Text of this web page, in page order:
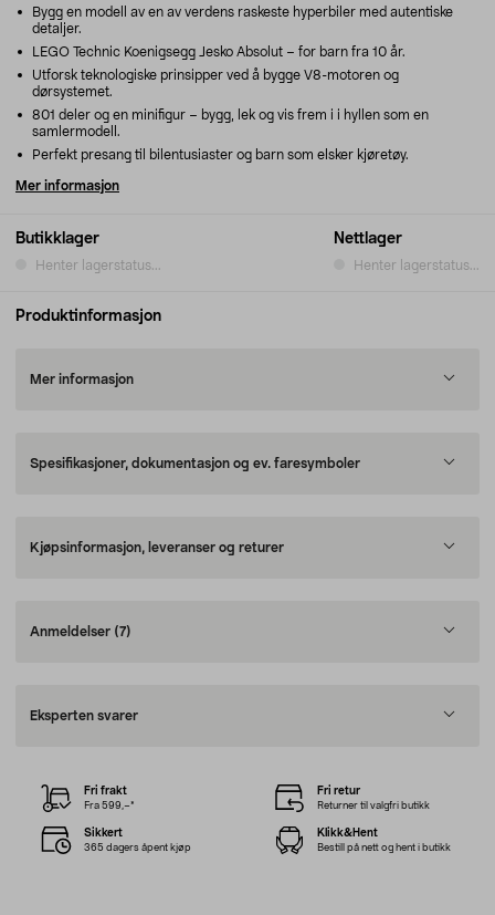
Butikklager
Henter lagerstatus...
Nettlager
Henter lagerstatus...
Bygg en modell av en av verdens raskeste hyperbiler med autentiske
detaljer.
LEGO Technic Koenigsegg Jesko Absolut – for barn fra 10 år.
Utforsk teknologiske prinsipper ved å bygge V8-motoren og
dørsystemet.
801 deler og en minifigur – bygg, lek og vis frem i i hyllen som en
samlermodell.
Perfekt presang til bilentusiaster og barn som elsker kjøretøy.
Mer informasjon
Produktinformasjon
Mer informasjon
Spesifikasjoner, dokumentasjon og ev. faresymboler
Kjøpsinformasjon, leveranser og returer
Anmeldelser (7)
Eksperten svarer
Fri frakt
Fra 599,–*
Fri retur
Returner til valgfri butikk
Sikkert
365 dagers åpent kjøp
Klikk&Hent
Bestill på nett og hent i butikk